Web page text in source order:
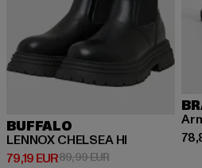
BUFFALO
LENNOX CHELSEA HI
79,19 EUR
Derzeitiger Preis: 79,19 EUR
89,99 EURAktionspreis: 89,99